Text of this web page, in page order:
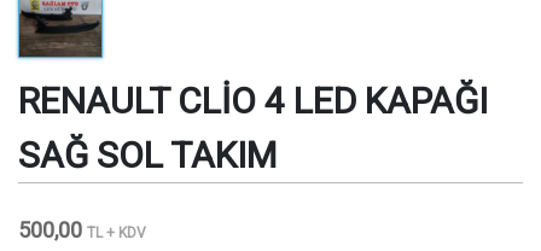
RENAULT CLİO 4 LED KAPAĞI
SAĞ SOL TAKIM
500,00 TL + KDV